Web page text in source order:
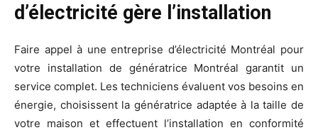
d’électricité gère l’installation
Faire appel à une entreprise d’électricité Montréal pour
votre installation de génératrice Montréal garantit un
service complet. Les techniciens évaluent vos besoins en
énergie, choisissent la génératrice adaptée à la taille de
votre maison et effectuent l’installation en conformité